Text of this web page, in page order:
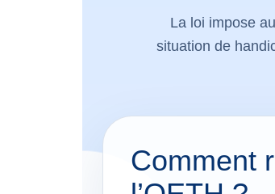
La loi impose
situation de
Comment